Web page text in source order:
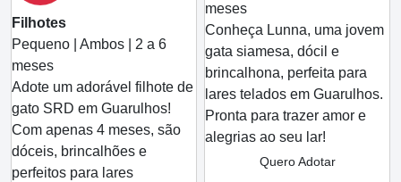
Filhotes
Pequeno | Ambos | 2 a 6
meses
Adote um adorável filhote de
gato SRD em Guarulhos!
Com apenas 4 meses, são
dóceis, brincalhões e
perfeitos para lares
meses
Conheça Lunna, uma jovem
gata siamesa, dócil e
brincalhona, perfeita para
lares telados em Guarulhos.
Pronta para trazer amor e
alegrias ao seu lar!
Quero Adotar